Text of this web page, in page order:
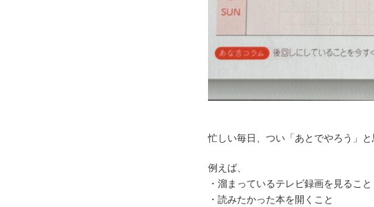
忙しい毎日、つい「あとでやろう」
例えば、
・溜まっているテレビ録画を見ること
・読みたかった本を開くこと